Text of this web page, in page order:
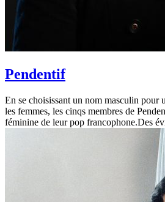
Pendentif
En se choisissant un nom masculin pour
les femmes, les cinqs membres de
féminine de leur pop francophone.Des